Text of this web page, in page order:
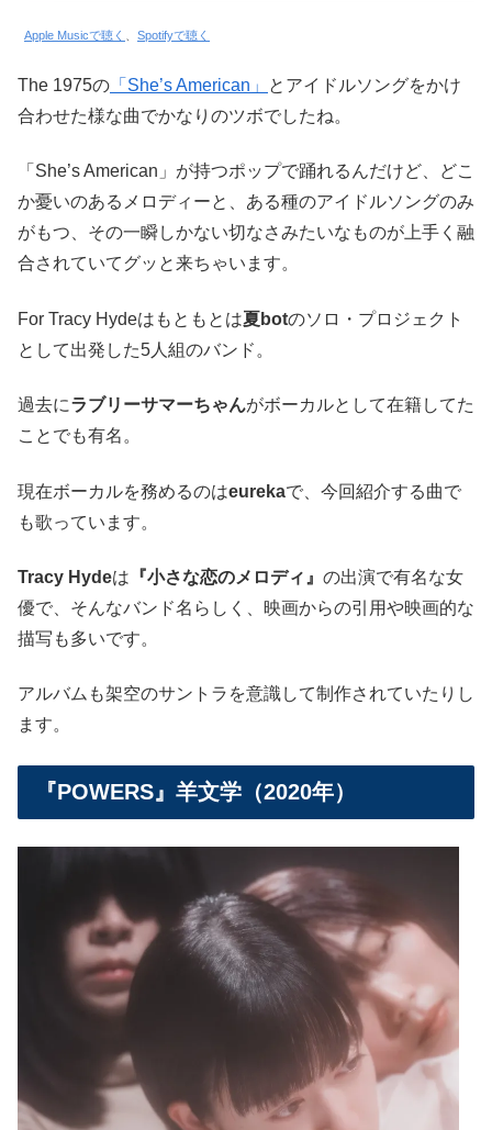
Apple Musicで聴く Spotifyで聴く
The 1975の 「She’s American」
とアイドルソングをかけ
合わせた様な曲でかなりのツボでしたね。
「She’s American」が持つポップで踊れるんだけど、どこ
か憂いのあるメロディーと、ある種のアイドルソングのみ
がもつ、その一瞬しかない切なさみたいなものが上手く融
合されていてグッと来ちゃいます。
For Tracy Hydeはもともとは夏botのソロ・プロジェクト
として出発した5人組のバンド。
過去にラブリーサマーちゃんがボーカルとして在籍してた
ことでも有名。
現在ボーカルを務めるのはeurekaで、今回紹介する曲で
も歌っています。
Tracy Hydeは 『小さな恋のメロディ』 の出演で有名な女
優で、そんなバンド名らしく、映画からの引用や映画的な
描写も多いです。
アルバムも架空のサントラを意識して制作されていたりし
ます。
『POWERS』羊文学（2020年）